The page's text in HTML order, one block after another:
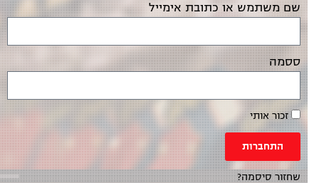
שם משתמש או כתובת אימייל
ססמה
זכור אותי
התחברות
שחזור סיסמה?